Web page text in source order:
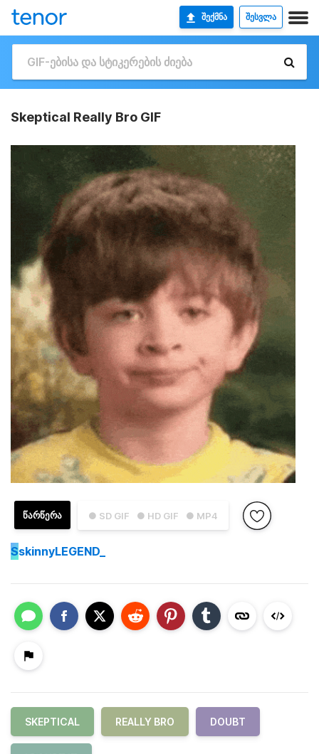
ᲨᲔᲥᲛᲜᲐ ᲨᲔᲡᲕᲚᲐ
Skeptical Really Bro GIF
● SD GIF ● HD GIF ● MP4
ᲬᲐᲠᲬᲔᲠᲐ
SskinnyLEGEND_
SKEPTICAL REALLY BRO DOUBT